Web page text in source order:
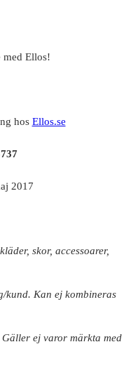
med Ellos!
hos Ellos.se
2017
skor, accessoarer,
kund. Kan ej kombineras
ej varor märkta med